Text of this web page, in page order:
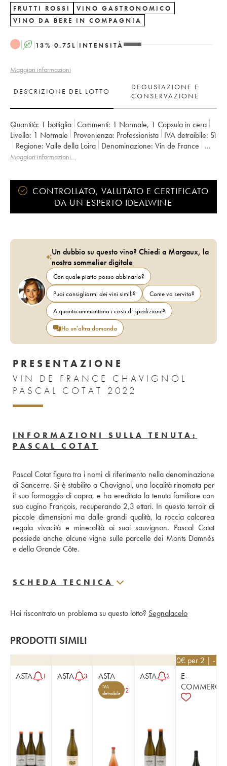
FRUTTI ROSSI
VINO GASTRONOMICO
VINO DA BERE IN COMPAGNIA
A 13% 0.75 L INTENSITÀ
Maggiori informazioni
DESCRIZIONE DEL LOTTO
DEGUSTAZIONE E
CONSERVAZIONE
Quantità: 1 bottiglia Commenti: 1 Normale, 1 Capsula in cera
Livello: 1 Normale Provenienza: professionista IVA detraibile:
sì
Regione:
Valle della Loira Denominazione:
Vin de France
Proprietario: Pascal Cotat
Maggiori informazioni…
CONTROLLATO, VALUTATO E CERTIFICATO
DA UN ESPERTO IDEALWINE
Un dubbio su questo vino? Chiedi a Margaux, la
nostra sommelier digitale
Con quale piatto posso abbinarlo?
Puoi consigliarmi dei vini simili?
Come va servito?
A quanto ammontano i costi di spedizione?
Ho un'altra domanda
PRESENTAZIONE
VIN DE FRANCE CHAVIGNOL
PASCAL COTAT 2022
INFORMAZIONI SULLA TENUTA:
PASCAL COTAT
Pascal Cotat figura tra i nomi di riferimento nella denominazione
di Sancerre. Si è stabilito a Chavignol, una località rinomata per
il suo formaggio di capra, e ha ereditato la tenuta familiare con
suo cugino François, recuperando 2,3 ettari. In questo terroir di
piccole dimensioni ma dalle grandi qualità, la roccia calcarea
regala vivacità e mineralità ai suoi sauvignon. Pascal Cotat
possiede anche alcune vigne sulle parcelle dei Monts Damnés
SCHEDA TECNICA
Hai riscontrato un problema su questo lotto? Segnalacelo
PRODOTTI SIMILI
ASTA 1 ASTA 3 ASTA
IVA
detraibile
2
ASTA 2
53,10€ per 2 | -
E-
COMMERCE